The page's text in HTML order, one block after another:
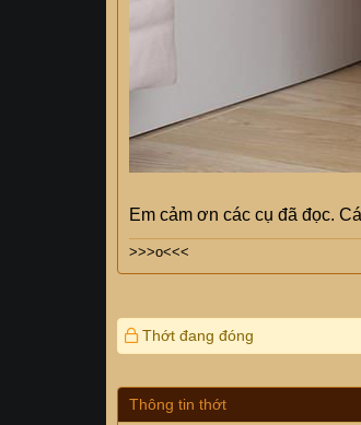
Em cảm ơn các cụ đã đọc.
>>>o<<<
Thớt đang đóng
Thông tin thớt